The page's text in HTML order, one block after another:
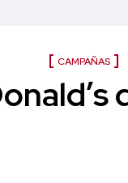
CAMPAÑAS